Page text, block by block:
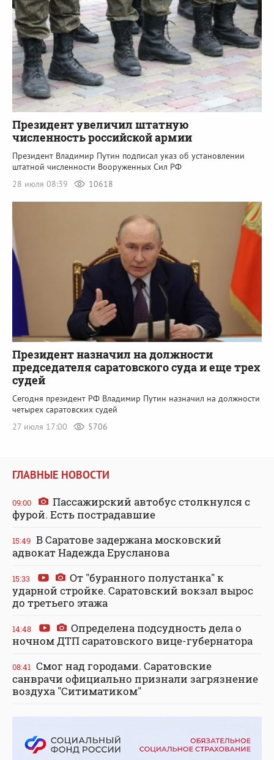
Президент увеличил штатную
численность российской армии
Президент Владимир Путин подписал указ об установлении
штатной численности Вооруженных Сил РФ
28 июля 08:39
10618
Президент назначил на должности
председателя саратовского суда и еще трех
судей
Сегодня президент РФ Владимир Путин назначил на должности
четырех саратовских судей
27 июля 17:00
5706
ГЛАВНЫЕ НОВОСТИ
09:00
Пассажирский автобус столкнулся с
фурой. Есть пострадавшие
15:49 В Саратове задержана московский
адвокат Надежда Ерусланова
15:33
От "буранного полустанка" к
ударной стройке. Саратовский вокзал вырос
до третьего этажа
14:48
Определена подсудность дела о
ночном ДТП саратовского вице-губернатора
08:41 Смог над городами. Саратовские
санврачи официально признали загрязнение
воздуха "Ситиматиком"